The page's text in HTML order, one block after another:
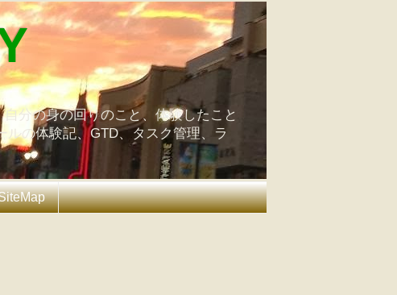
分の身の回りのこと、体験したこと
の体験記、GTD、タスク管理、ラ